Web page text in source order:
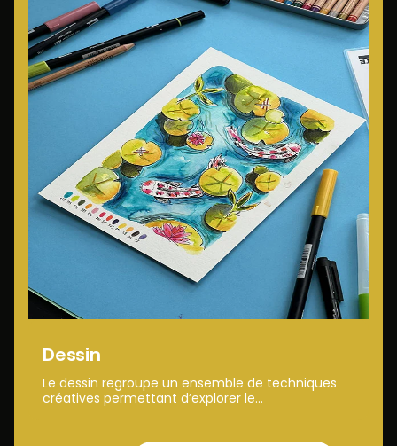
Dessin
Le dessin regroupe un ensemble de techniques
créatives permettant d’explorer le...